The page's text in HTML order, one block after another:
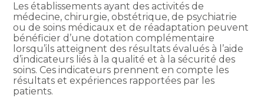
Les établissements ayant des activités de
médecine, chirurgie, obstétrique, de psychiatrie
ou de soins médicaux et de réadaptation peuvent
bénéficier d’une dotation complémentaire
lorsqu’ils atteignent des résultats évalués à l’aide
d’indicateurs liés à la qualité et à la sécurité des
soins. Ces indicateurs prennent en compte les
résultats et expériences rapportées par les
patients.